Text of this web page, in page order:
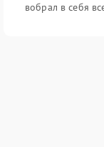
вобрал в себя